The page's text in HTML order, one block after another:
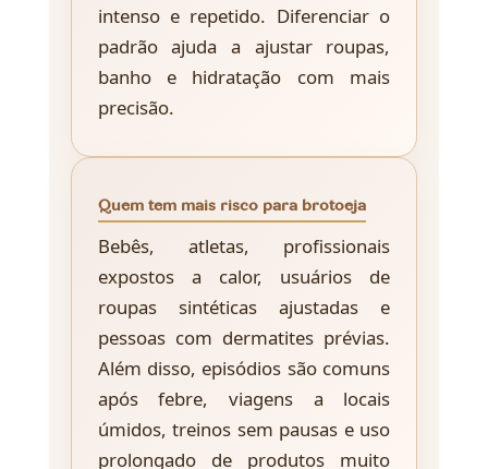
intenso e repetido. Diferenciar o
padrão ajuda a ajustar roupas,
banho e hidratação com mais
precisão.
Quem tem mais risco para brotoeja
Bebês, atletas, profissionais
expostos a calor, usuários de
roupas sintéticas ajustadas e
pessoas com dermatites prévias.
Além disso, episódios são comuns
após febre, viagens a locais
úmidos, treinos sem pausas e uso
prolongado de produtos muito